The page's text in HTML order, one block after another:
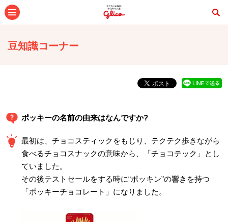
豆知識コーナー
ポッキーの名前の由来はなんですか?
最初は、チョコスティックをもじり、テクテク歩きながら
食べるチョコスナックの意味から、「チョコテック」とし
ていました。
その後テストセールをする時に“ポッキン”の響きを持つ
「ポッキーチョコレート」になりました。